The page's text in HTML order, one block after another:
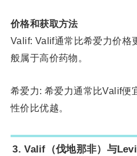
价格和获取方法
Valif: Valif通常比希爱力价格
般属于高价药物。
希爱力: 希爱力通常比Valif便
性价比优越。
3. Valif（伐地那非）与